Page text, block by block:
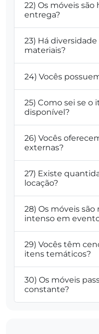
22) Os móveis
entrega?
23) Há
materiais?
24) Vocês
25) Como sei se o
disponível?
26) Vocês
externas?
27) Existe
locação?
28) Os móveis
intenso em
29) Vocês têm
itens temáticos?
30) Os móveis
constante?